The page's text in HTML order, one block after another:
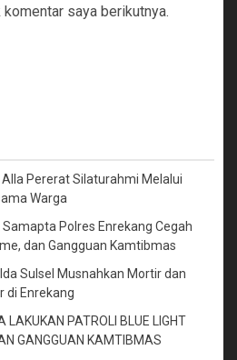
saya berikutnya.
Pererat Silaturahmi Melalui
Warga
Polres Enrekang Cegah
dan Gangguan Kamtibmas
Sulsel Musnahkan Mortir dan
di Enrekang
LAKUKAN PATROLI BLUE LIGHT
GANGGUAN KAMTIBMAS